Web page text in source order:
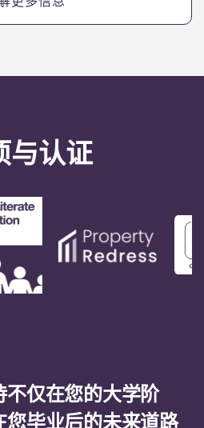
与认证
不仅在您的大学阶
您毕业后的未来道路